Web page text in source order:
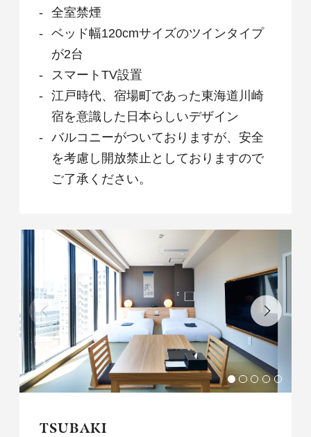
全室禁煙
ベッド幅120cmサイズのツインタイプ
が2台
スマートTV設置
江戸時代、宿場町であった東海道川崎
宿を意識した日本らしいデザイン
バルコニーがついておりますが、安全
を考慮し開放禁止としておりますので
ご了承ください。
TSUBAKI